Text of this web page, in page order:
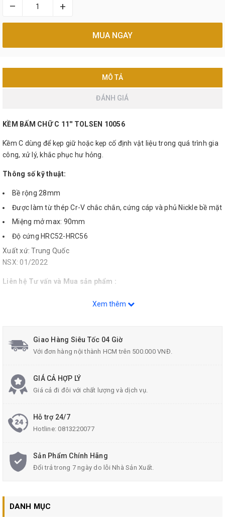
– +
MUA NGAY
MÔ TẢ
ĐÁNH GIÁ
KỀM BẤM CHỮ C 11'' TOLSEN 10056
Kềm C dùng để kẹp giữ hoặc kẹp cố định vật liệu trong quá trình gia
công, xử lý, khắc phục hư hỏng.
Thông số kỹ thuật:
Bề rộng 28mm
Được làm từ thép Cr-V chắc chắn, cứng cáp và phủ Nickle bề mặt
Miệng mở max: 90mm
Độ cứng HRC52-HRC56
Xuất xứ: Trung Quốc
NSX: 01/2022
Liên hệ Tư vấn và Mua sản phẩm :
Xem thêm
Giao Hàng Siêu Tốc 04 Giờ
Với đơn hàng nội thành HCM trên 500.000 VNĐ.
GIÁ CẢ HỢP LÝ
Giá cả đi đôi với chất lượng và dịch vụ.
Hỗ trợ 24/7
Hotline:0813220077
Sản Phẩm Chính Hãng
Đổi trả trong 7 ngày do lỗi Nhà Sản Xuất.
DANH MỤC